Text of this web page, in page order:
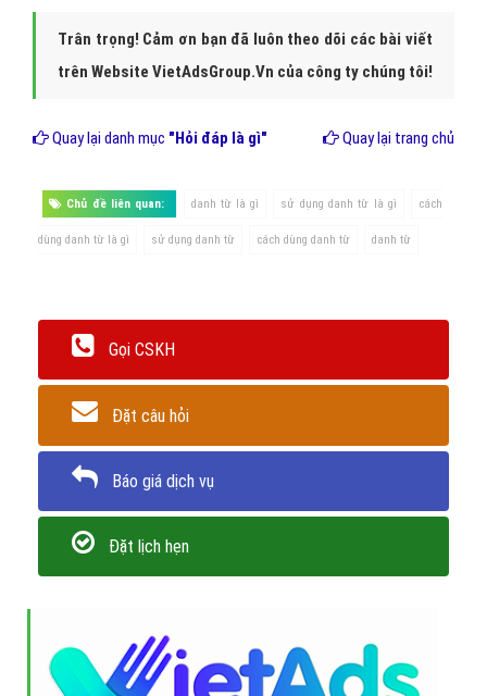
Trân trọng! Cảm ơn bạn đã luôn theo dõi các bài viết
trên Website VietAdsGroup.Vn của công ty chúng tôi!
Quay lại danh mục "Hỏi đáp là gì" Quay lại trang chủ
Chủ đề liên quan: danh từ là gì sử dụng danh từ là gì cách
dùng danh từ là gì sử dụng danh từ cách dùng danh từ danh từ
Gọi CSKH
Đặt câu hỏi
Báo giá dịch vụ
Đặt lịch hẹn